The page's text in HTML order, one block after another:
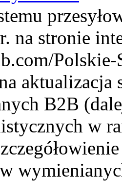
na stronie
Polskie-
aktualizacja
B2B
w